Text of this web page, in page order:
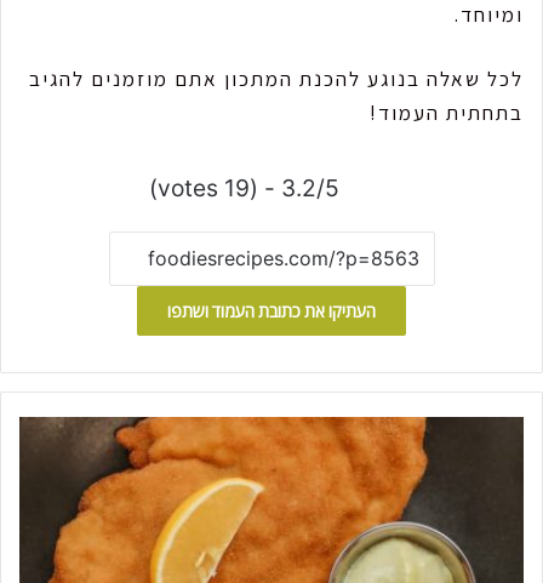
ומיוחד.
לכל שאלה בנוגע להכנת המתכון אתם מוזמנים להגיב
בתחתית העמוד!
3.2/5 - (19 votes)
העתיקו את כתובת העמוד ושתפו